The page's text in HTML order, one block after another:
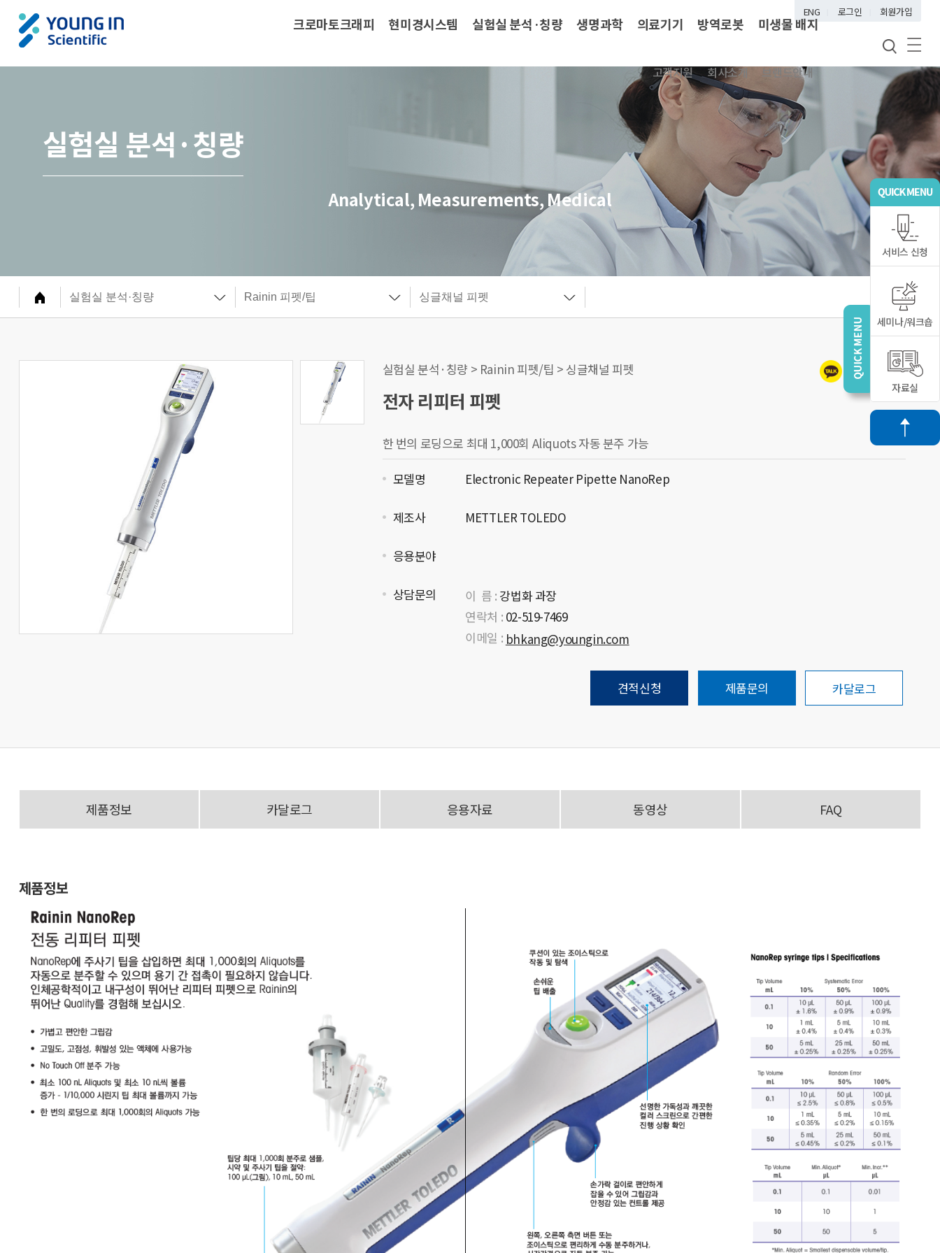
ENG 로그인 회원가입
크로마토크래피 현미경시스템 실험실 분석·칭량 생명과학 의료기기 방역로봇 미생물 배지
브랜드안내
회사소개
고객지원
서비스 신청
세미나/워크숍
자료실
실험실 분석·칭량
Analytical, Measurements, Medical
실험실 분석·칭량 > Rainin 피펫/팁 > 싱글채널 피펫
전자 리피터 피펫
한 번의 로딩으로 최대 1,000회 Aliquots 자동 분주 가능
모델명 Electronic Repeater Pipette NanoRep
제조사 METTLER TOLEDO
응용분야
상담문의 이 름 : 강법화 과장
연락처 : 02-519-7469
이메일 : bhkang@youngin.com
견적신청 제품문의 카달로그
제품정보 카달로그 응용자료 동영상 FAQ
제품정보